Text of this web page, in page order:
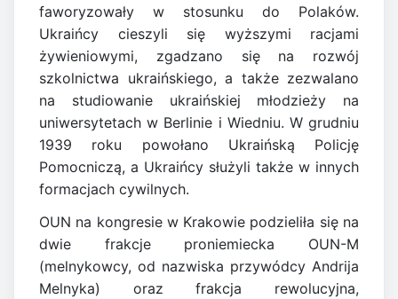
faworyzowały w stosunku do Polaków.
Ukraińcy cieszyli się wyższymi racjami
żywieniowymi, zgadzano się na rozwój
szkolnictwa ukraińskiego, a także zezwalano
na studiowanie ukraińskiej młodzieży na
uniwersytetach w Berlinie i Wiedniu. W grudniu
1939 roku powołano Ukraińską Policję
Pomocniczą, a Ukraińcy służyli także w innych
formacjach cywilnych.
OUN na kongresie w Krakowie podzieliła się na
dwie frakcje proniemiecka OUN-M
(melnykowcy, od nazwiska przywódcy Andrija
Melnyka) oraz frakcja rewolucyjna,